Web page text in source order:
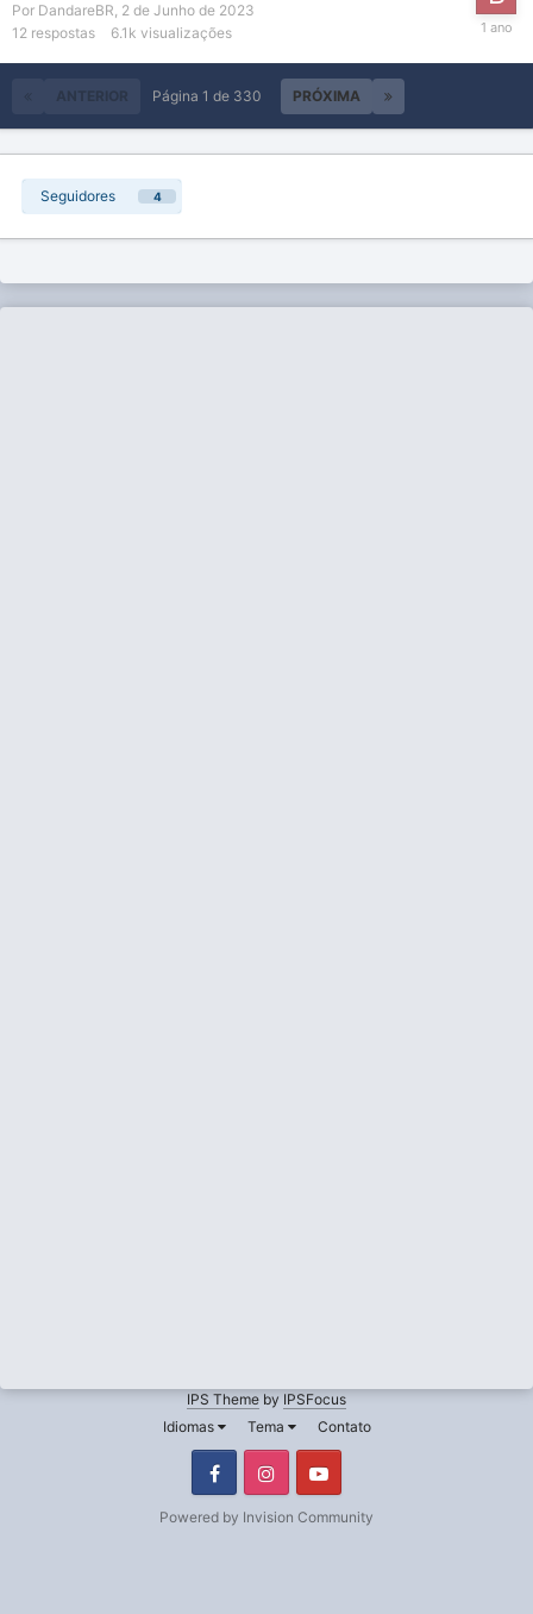
Por DandareBR, 2 de Junho de 2023
12 respostas 6.1k visualizações
ANTERIOR PRÓXIMA
Página 1 de 330
Seguidores 4
IPS Theme by IPSFocus
Idiomas
Tema Contato
FacebookInstagram
Powered by Invision Community